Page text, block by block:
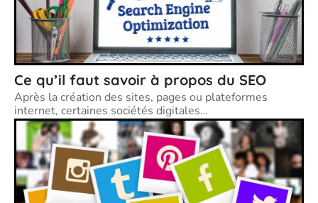
Ce qu’il faut savoir à propos du SEO
Après la création des sites, pages ou plateformes
internet, certaines sociétés digitales…